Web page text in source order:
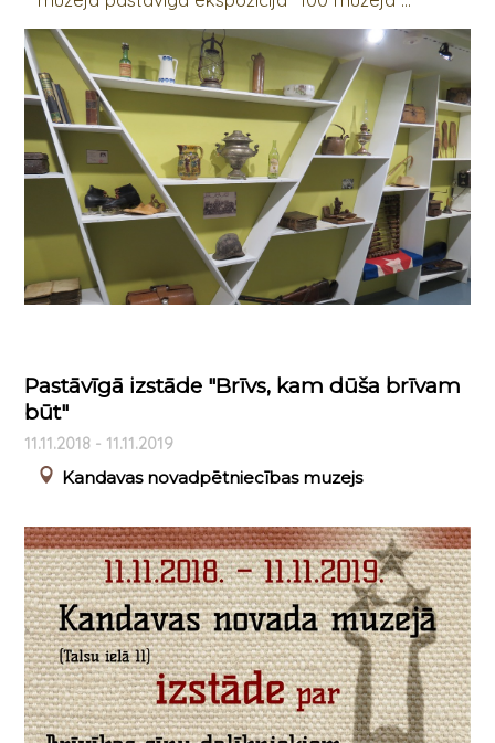
Pastāvīgā izstāde "Brīvs, kam dūša brīvam
būt"
11.11.2018 - 11.11.2019
Kandavas novadpētniecības muzejs